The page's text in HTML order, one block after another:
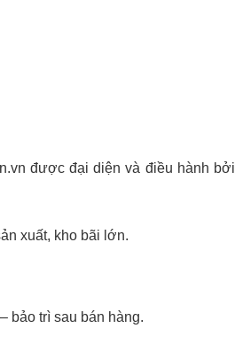
được đại diện và điều hành bởi
xuất, kho bãi lớn.
bảo trì sau bán hàng.